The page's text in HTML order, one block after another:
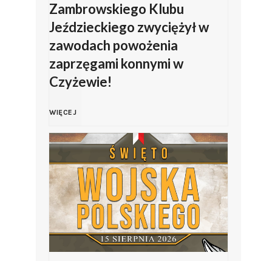
W
o
j
k
a
P
o
Zambrowskiego Klubu
Jeździeckiego zwyciężył w
zawodach powożenia
zaprzęgami konnymi w
Czyżewie!
WIĘCEJF
i
l
i
p